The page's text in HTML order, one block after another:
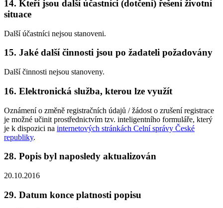
14. Kteří jsou další účastníci (dotčení) řešení životní
situace
Další účastníci nejsou stanoveni.
15. Jaké další činnosti jsou po žadateli požadovány
Další činnosti nejsou stanoveny.
16. Elektronická služba, kterou lze využít
Oznámení o změně registračních údajů / žádost o zrušení registrace
je možné učinit prostřednictvím tzv. inteligentního formuláře, který
je k dispozici na internetových stránkách Celní správy České
republiky.
28. Popis byl naposledy aktualizován
20.10.2016
29. Datum konce platnosti popisu